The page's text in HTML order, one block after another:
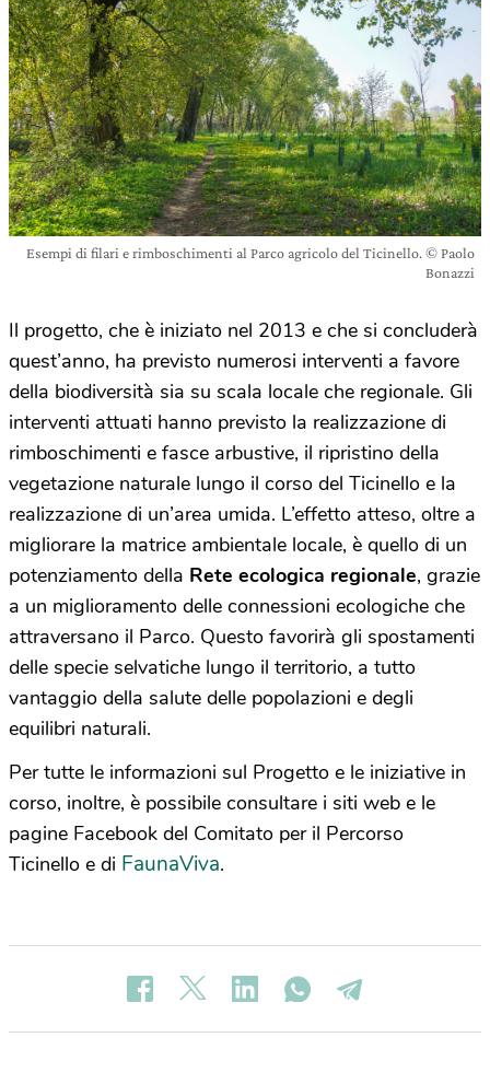
Esempi di filari e rimboschimenti al Parco agricolo del Ticinello. © Paolo
Bonazzi
Il progetto, che è iniziato nel 2013 e che si concluderà
quest’anno, ha previsto numerosi interventi a favore
della biodiversità sia su scala locale che regionale. Gli
interventi attuati hanno previsto la realizzazione di
rimboschimenti e fasce arbustive, il ripristino della
vegetazione naturale lungo il corso del Ticinello e la
realizzazione di un’area umida. L’effetto atteso, oltre a
migliorare la matrice ambientale locale, è quello di un
potenziamento della Rete ecologica regionale, grazie
a un miglioramento delle connessioni ecologiche che
attraversano il Parco. Questo favorirà gli spostamenti
delle specie selvatiche lungo il territorio, a tutto
vantaggio della salute delle popolazioni e degli
equilibri naturali.
Per tutte le informazioni sul Progetto e le iniziative in
corso, inoltre, è possibile consultare i siti web e le
pagine Facebook del Comitato per il Percorso
Ticinello e di FaunaViva.